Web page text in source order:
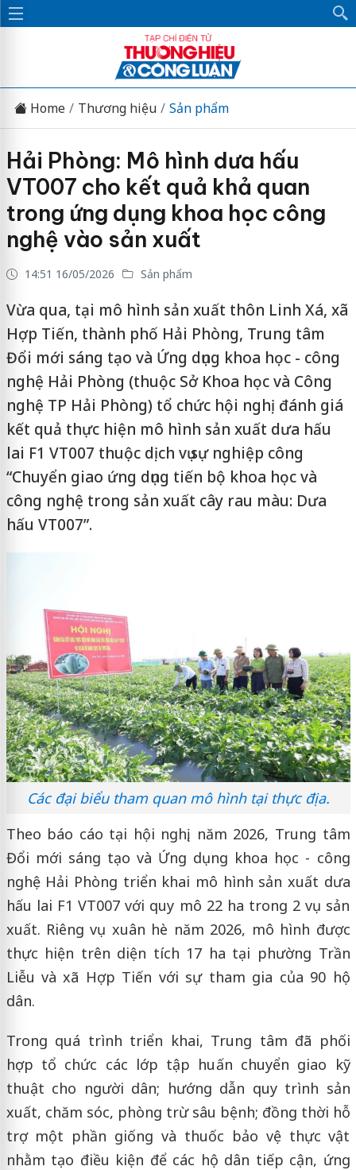
Home Thương hiệu Sản phẩm
Hải Phòng: Mô hình dưa hấu
VT007 cho kết quả khả quan
trong ứng dụng khoa học công
nghệ vào sản xuất
14:51 16/05/2026 Sản phẩm
Vừa qua, tại mô hình sản xuất thôn Linh Xá, xã
Hợp Tiến, thành phố Hải Phòng, Trung tâm
Đổi mới sáng tạo và Ứng dụng khoa học - công
nghệ Hải Phòng (thuộc Sở Khoa học và Công
nghệ TP Hải Phòng) tổ chức hội nghị đánh giá
kết quả thực hiện mô hình sản xuất dưa hấu
lai F1 VT007 thuộc dịch vụ sự nghiệp công
“Chuyển giao ứng dụng tiến bộ khoa học và
công nghệ trong sản xuất cây rau màu: Dưa
hấu VT007”.
Các đại biểu tham quan mô hình tại thực địa.
Theo báo cáo tại hội nghị, năm 2026, Trung tâm
Đổi mới sáng tạo và Ứng dụng khoa học - công
nghệ Hải Phòng triển khai mô hình sản xuất dưa
hấu lai F1 VT007 với quy mô 22 ha trong 2 vụ sản
xuất. Riêng vụ xuân hè năm 2026, mô hình được
thực hiện trên diện tích 17 ha tại phường Trần
Liễu và xã Hợp Tiến với sự tham gia của 90 hộ
dân.
Trong quá trình triển khai, Trung tâm đã phối
hợp tổ chức các lớp tập huấn chuyển giao kỹ
thuật cho người dân; hướng dẫn quy trình sản
xuất, chăm sóc, phòng trừ sâu bệnh; đồng thời hỗ
trợ một phần giống và thuốc bảo vệ thực vật
nhằm tạo điều kiện để các hộ dân tiếp cận, ứng